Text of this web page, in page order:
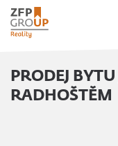
PRODEJ
RADHOŠTĚM